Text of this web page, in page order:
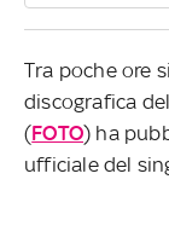
Tra poche ore
discografica
(FOTO) ha
ufficiale del